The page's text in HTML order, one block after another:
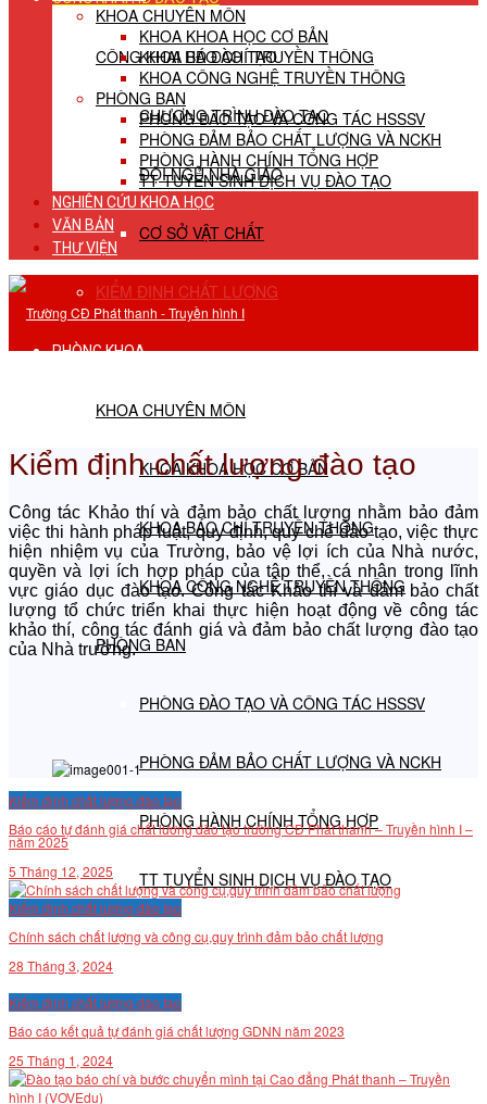
CÔNG KHAI HĐ ĐÀO TẠO
CHƯƠNG TRÌNH ĐÀO TẠO
ĐỘI NGŨ NHÀ GIÁO
CƠ SỞ VẬT CHẤT
KIỂM ĐỊNH CHẤT LƯỢNG
PHÒNG KHOA
KHOA CHUYÊN MÔN
KHOA KHOA HỌC CƠ BẢN
KHOA BÁO CHÍ TRUYỀN THÔNG
KHOA CÔNG NGHỆ TRUYỀN THÔNG
PHÒNG BAN
PHÒNG ĐÀO TẠO VÀ CÔNG TÁC HSSSV
PHÒNG ĐẢM BẢO CHẤT LƯỢNG VÀ NCKH
PHÒNG HÀNH CHÍNH TỔNG HỢP
TT TUYỂN SINH DỊCH VỤ ĐÀO TẠO
NGHIÊN CỨU KHOA HỌC
VĂN BẢN
THƯ VIỆN
KHOA CHUYÊN MÔN
KHOA KHOA HỌC CƠ BẢN
KHOA BÁO CHÍ TRUYỀN THÔNG
KHOA CÔNG NGHỆ TRUYỀN THÔNG
PHÒNG BAN
PHÒNG ĐÀO TẠO VÀ CÔNG TÁC HSSSV
PHÒNG ĐẢM BẢO CHẤT LƯỢNG VÀ NCKH
PHÒNG HÀNH CHÍNH TỔNG HỢP
TT TUYỂN SINH DỊCH VỤ ĐÀO TẠO
NGHIÊN CỨU KHOA HỌC
VĂN BẢN
THƯ VIỆN
Kiểm định chất lượng đào tạo
Công tác Khảo thí và đảm bảo chất lượng nhằm bảo đảm
việc thi hành pháp luật, quy định, quy chế đào tạo, việc thực
hiện nhiệm vụ của Trường, bảo vệ lợi ích của Nhà nước,
quyền và lợi ích hợp pháp của tập thể, cá nhân trong lĩnh
vực giáo dục đào tạo. Công tác Khảo thí và đảm bảo chất
lượng tổ chức triển khai thực hiện hoạt động về công tác
khảo thí, công tác đánh giá và đảm bảo chất lượng đào tạo
của Nhà trường.
Kiểm định chất lượng đào tạo
Báo cáo tự đánh giá chất lương đào tạo trường CĐ Phát thanh – Truyền hình I –
năm 2025
5 Tháng 12, 2025
Kiểm định chất lượng đào tạo
Chính sách chất lượng và công cụ,quy trình đảm bảo chất lượng
28 Tháng 3, 2024
Kiểm định chất lượng đào tạo
Báo cáo kết quả tự đánh giá chất lượng GDNN năm 2023
25 Tháng 1, 2024